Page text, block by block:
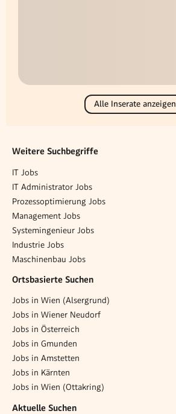
Alle Inserate anzeigen
Weitere Suchbegriffe
IT Jobs
IT Administrator Jobs
Prozessoptimierung Jobs
Management Jobs
Systemingenieur Jobs
Industrie Jobs
Maschinenbau Jobs
Ortsbasierte Suchen
Jobs in Wien (Alsergrund)
Jobs in Wiener Neudorf
Jobs in Österreich
Jobs in Gmunden
Jobs in Amstetten
Jobs in Kärnten
Jobs in Wien (Ottakring)
Aktuelle Suchen